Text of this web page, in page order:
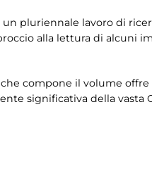
pluriennale lavoro di
alla lettura di alcuni
compone il volume
significativa della vasta